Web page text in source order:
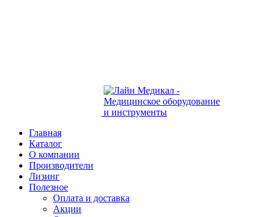
Главная
Каталог
О компании
Производители
Лизинг
Полезное
Оплата и доставка
Акции